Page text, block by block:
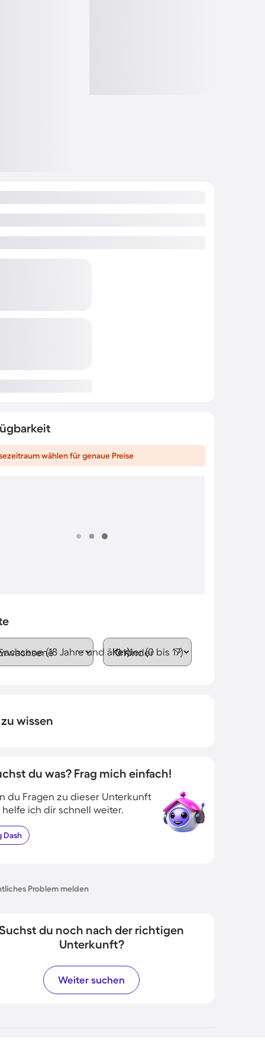
wählen für genaue Preise
(18 Jahre und älter)Kinder (0 bis 17)
wissen
du was? Frag mich einfach!
du Fragen zu dieser Unterkunft
helfe ich dir schnell weiter.
Dash
Problem melden
du noch nach der richtigen
Unterkunft?
Weiter suchen